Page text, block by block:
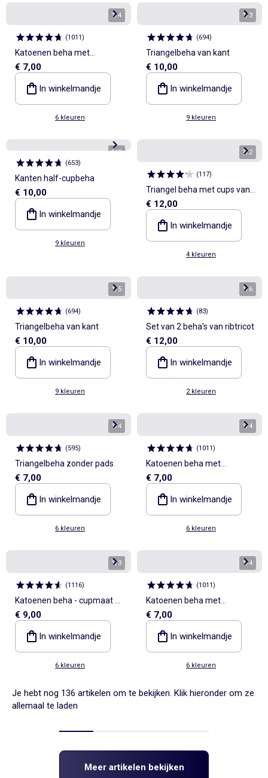
1/4
(1011)
Katoenen beha met
schuimvulling
€ 7,00
In winkelmandje
6 kleuren
1/3
(694)
Triangelbeha van kant
€ 10,00
In winkelmandje
9 kleuren
1/3
(653)
Kanten half-cupbeha
€ 10,00
In winkelmandje
9 kleuren
1/2
(117)
Triangel beha met cups van
microvezel
€ 12,00
In winkelmandje
4 kleuren
1/5
(694)
Triangelbeha van kant
€ 10,00
In winkelmandje
9 kleuren
1/6
(83)
Set van 2 beha's van ribtricot
€ 12,00
In winkelmandje
2 kleuren
1/4
(595)
Triangelbeha zonder pads
€ 7,00
In winkelmandje
6 kleuren
1/4
(1011)
Katoenen beha met
schuimvulling
€ 7,00
In winkelmandje
6 kleuren
1/3
(1116)
Katoenen beha - cupmaat D
en E
€ 9,00
In winkelmandje
6 kleuren
1/4
(1011)
Katoenen beha met
schuimvulling
€ 7,00
In winkelmandje
6 kleuren
Je hebt nog 136 artikelen om te bekijken. Klik hieronder om ze
allemaal te laden
Meer artikelen bekijken